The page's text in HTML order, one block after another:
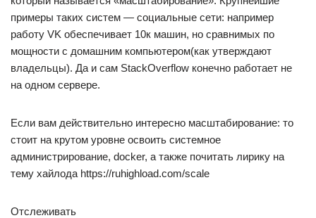
примеры таких систем — социальные сети: например
работу VK обеспечивает 10к машин, но сравнимых по
мощности с домашним компьютером(как утверждают
владельцы). Да и сам StackOverflow конечно работает не
на одном сервере.
Если вам действительно интересно масштабирование: то
стоит на крутом уровне освоить системное
администрирование, docker, а также почитать лирику на
тему хайлода https://ruhighload.com/scale
Отслеживать